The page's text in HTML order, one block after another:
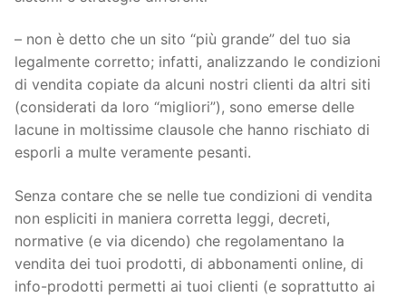
– non è detto che un sito “più grande” del tuo sia
legalmente corretto; infatti, analizzando le condizioni
di vendita copiate da alcuni nostri clienti da altri siti
(considerati da loro “migliori”), sono emerse delle
lacune in moltissime clausole che hanno rischiato di
esporli a multe veramente pesanti.
Senza contare che se nelle tue condizioni di vendita
non espliciti in maniera corretta leggi, decreti,
normative (e via dicendo) che regolamentano la
vendita dei tuoi prodotti, di abbonamenti online, di
info-prodotti permetti ai tuoi clienti (e soprattutto ai